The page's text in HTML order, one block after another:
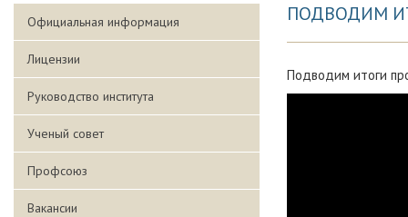
Официальная информация
Лицензии
Руководство института
Ученый совет
Профсоюз
Вакансии
ПОДВОДИМ
Подводим итоги